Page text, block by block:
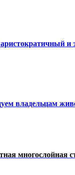
и
владельцам
многослойная